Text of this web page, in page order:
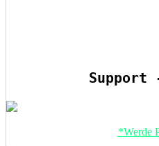
*Werde